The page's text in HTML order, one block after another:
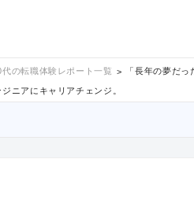
代の転職体験レポート一覧 「長年の夢だ
ニアにキャリアチェンジ。